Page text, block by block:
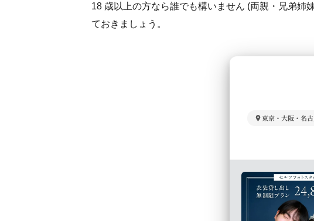
18 歳以上の方なら誰でも構いません (両親・兄弟姉
ておきましょう。
東京・大阪・名